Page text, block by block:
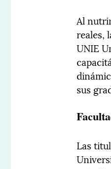
Al
reales,
UNIE
sus
Las